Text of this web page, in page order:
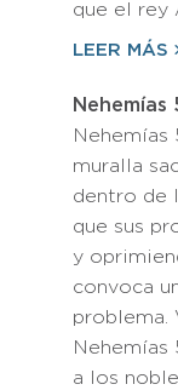
que el rey
LEER MÁS
Nehemías
Nehemías
muralla
dentro de
que sus
y
convoca
problema.
Nehemías
a los